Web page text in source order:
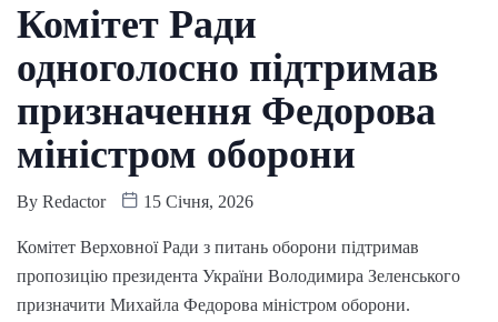
Комітет Ради
одноголосно підтримав
призначення Федорова
міністром оборони
By Redactor 15 Січня, 2026
Комітет Верховної Ради з питань оборони підтримав
пропозицію президента України Володимира Зеленського
призначити Михайла Федорова міністром оборони.